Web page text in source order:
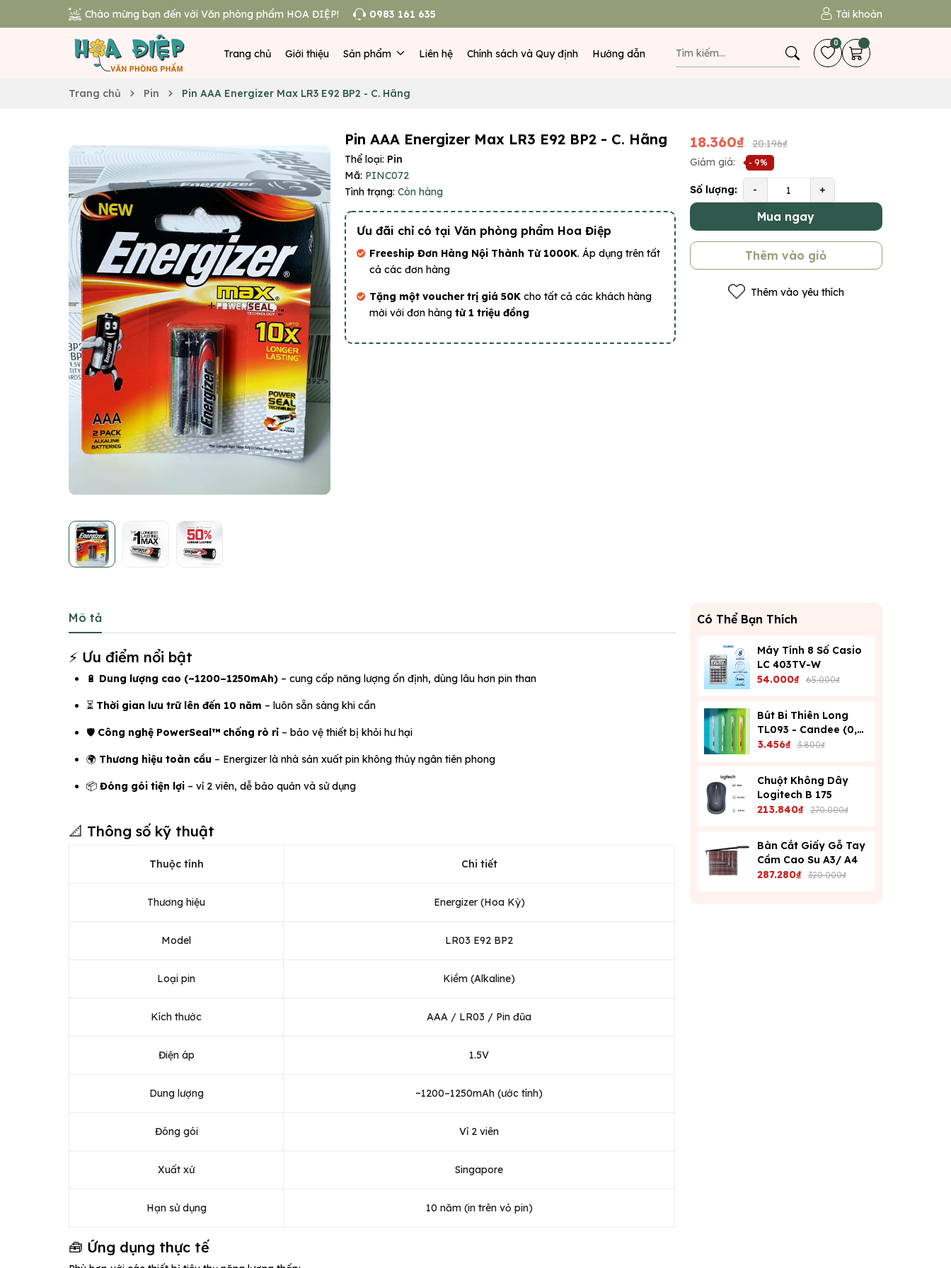
Chào mừng bạn đến với Văn phòng phẩm HOA ĐIỆP! 0983 161 635 Tài khoản
Trang chủ Giới thiệu Sản phẩm Liên hệ Chính sách và Quy định Hướng dẫn
0
Trang chủ Pin Pin AAA Energizer Max LR3 E92 BP2 - C. Hãng
Pin AAA Energizer Max LR3 E92 BP2 - C. Hãng
Thể loại: Pin
Mã: PINC072
Tình trạng: Còn hàng
Ưu đãi chỉ có tại Văn phòng phẩm Hoa Điệp
Freeship Đơn Hàng Nội Thành Từ 1000K. Áp dụng trên tất
cả các đơn hàng
Tặng một voucher trị giá 50K cho tất cả các khách hàng
mới với đơn hàng từ 1 triệu đồng
18.360₫
20.196₫
Giảm giá:
- 9%
Số lượng: - +
Mua ngay
Thêm vào giỏ
Thêm vào yêu thích
Có Thể Bạn Thích
Máy Tính 8 Số Casio
LC 403TV-W
54.000₫ 65.000₫
Bút Bi Thiên Long
TL093 - Candee (0,6
Mm) - Xanh
3.456₫ 3.800₫
Chuột Không Dây
Logitech B 175
213.840₫ 270.000₫
Bàn Cắt Giấy Gỗ Tay
Cầm Cao Su A3/ A4
287.280₫ 320.000₫
Mô tả
⚡ Ưu điểm nổi bật
🔋 Dung lượng cao (~1200–1250mAh) – cung cấp năng lượng ổn định, dùng lâu hơn pin than
⏳ Thời gian lưu trữ lên đến 10 năm – luôn sẵn sàng khi cần
🛡️ Công nghệ PowerSeal™ chống rò rỉ – bảo vệ thiết bị khỏi hư hại
🌍 Thương hiệu toàn cầu – Energizer là nhà sản xuất pin không thủy ngân tiên phong
📦 Đóng gói tiện lợi – vỉ 2 viên, dễ bảo quản và sử dụng
📐 Thông số kỹ thuật
Thuộc tính Chi tiết
Thương hiệu Energizer (Hoa Kỳ)
Model LR03 E92 BP2
Loại pin Kiềm (Alkaline)
Kích thước AAA / LR03 / Pin đũa
Điện áp 1.5V
Dung lượng ~1200–1250mAh (ước tính)
Đóng gói Vỉ 2 viên
Xuất xứ Singapore
Hạn sử dụng 10 năm (in trên vỏ pin)
🧰 Ứng dụng thực tế